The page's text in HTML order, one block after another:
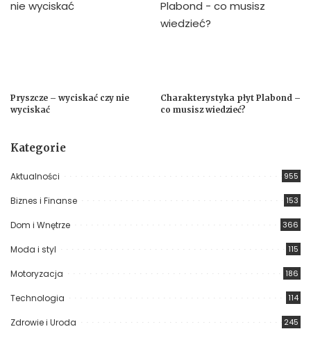
Pryszcze – wyciskać czy nie
wyciskać
Charakterystyka płyt Plabond –
co musisz wiedzieć?
Kategorie
Aktualności 955
Biznes i Finanse 153
Dom i Wnętrze 366
Moda i styl 115
Motoryzacja 186
Technologia 114
Zdrowie i Uroda 245